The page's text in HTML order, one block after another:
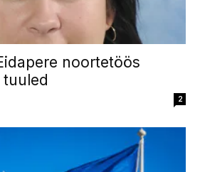
noortetöös
2